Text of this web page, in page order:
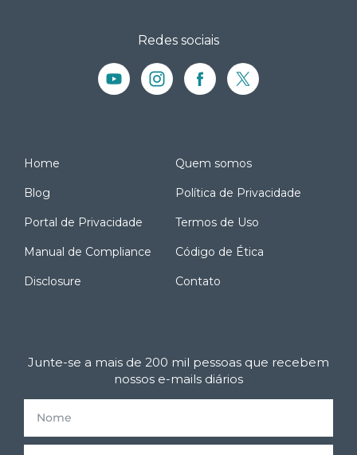
Redes sociais
Home Quem somos
Blog Política de Privacidade
Portal de Privacidade Termos de Uso
Manual de Compliance Código de Ética
Disclosure Contato
Junte-se a mais de 200 mil pessoas que recebem
nossos e-mails diários